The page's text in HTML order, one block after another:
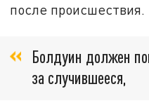
после происшествия.
Болдуин должен
за случившееся,